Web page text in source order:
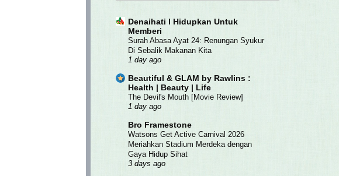
Denaihati l Hidupkan Untuk
Memberi
Surah Abasa Ayat 24: Renungan Syukur
Di Sebalik Makanan Kita
1 day ago
Beautiful & GLAM by Rawlins :
Health | Beauty | Life
The Devil's Mouth [Movie Review]
1 day ago
Bro Framestone
Watsons Get Active Carnival 2026
Meriahkan Stadium Merdeka dengan
Gaya Hidup Sihat
3 days ago